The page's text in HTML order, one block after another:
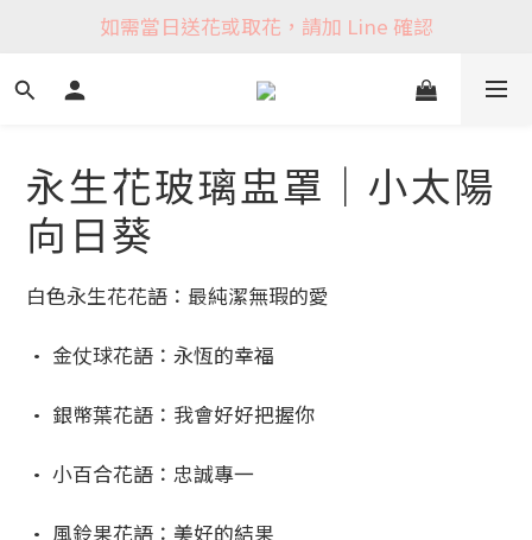
如需當日送花或取花，請加 Line 確認
永生花玻璃盅罩｜小太陽
向日葵
白色永生花花語：最純潔無瑕的愛
• 金仗球花語：永恆的幸福
• 銀幣葉花語：我會好好把握你
• 小百合花語：忠誠專一
• 風鈴果花語：美好的結果